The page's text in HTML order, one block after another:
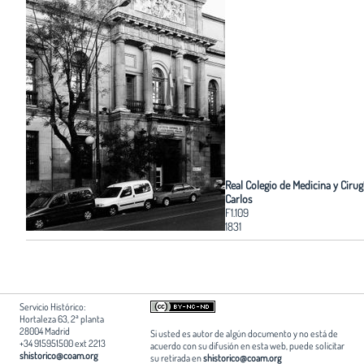
Real Colegio de Medicina y
Carlos
F1.109
1831
Servicio Histórico:
Hortaleza 63, 2ª planta
28004 Madrid
+34 915951500 ext 2213
shistorico@coam.org
Si usted es autor de algún documento y no está de
acuerdo con su difusión en esta web, puede solicitar
su retirada enshistorico@coam.org